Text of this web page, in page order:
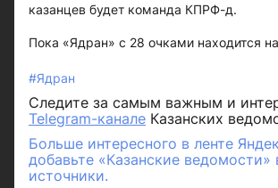
казанцев будет команда КПРФ-д.
Пока «Ядран» с 28 очками находится
#Ядран
Следите за самым важным и
Telegram-канале Казанских
Больше интересного в ленте
добавьте «Казанские ведомости»
источники.